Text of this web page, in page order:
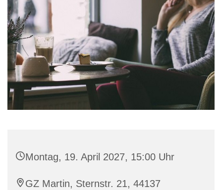
Montag, 19. April 2027, 15:00 Uhr
GZ Martin, Sternstr. 21, 44137